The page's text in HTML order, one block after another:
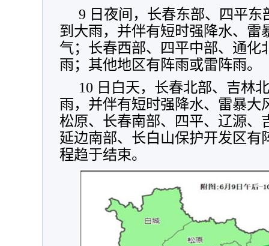
9 日夜间，长春东部、四平
到大雨，并伴有短时强降水、雷
气；长春西部、四平中部、通化
雨；其他地区有阵雨或雷阵雨。
10 日白天，长春北部、吉林
雨，并伴有短时强降水、雷暴大
松原、长春南部、四平、辽源、
延边南部、长白山保护开发区有
程趋于结束。